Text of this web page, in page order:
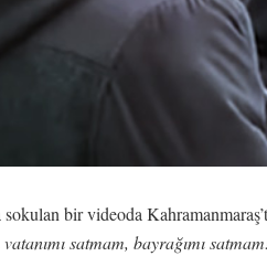
sokulan bir videoda
satmam, bayrağımı